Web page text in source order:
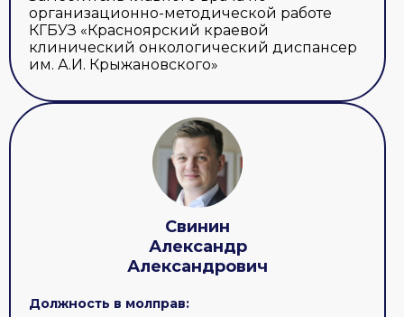
организационно-методической работе
КГБУЗ «Красноярский краевой
клинический онкологический диспансер
им. А.И. Крыжановского»
Свинин
Александр
Александрович
Должность в молправ: